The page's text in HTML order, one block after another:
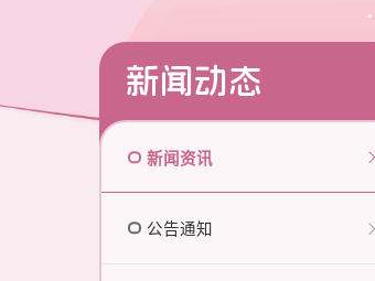
新闻资讯
公告通知
新闻动态